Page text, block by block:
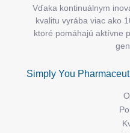
Vďaka kontinuálnym
kvalitu vyrába viac ako
ktoré pomáhajú aktívne
Simply You